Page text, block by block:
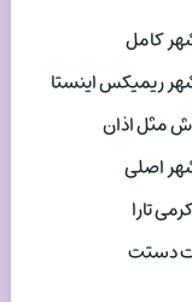
کامل
ریمیکس اینستا
مثل اذان
اصلی
تارا
دستت